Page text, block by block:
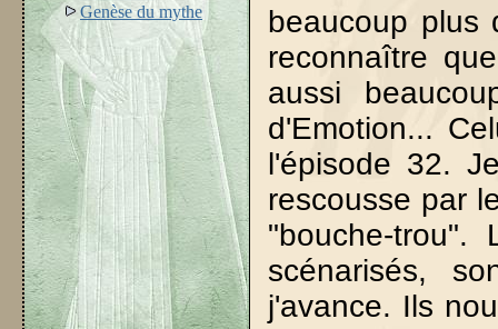
Genèse du mythe
beaucoup plus
reconnaître
aussi
d'Emotion...
l'épisode 32.
rescousse par
"bouche-trou".
scénarisés,
j'avance. Ils